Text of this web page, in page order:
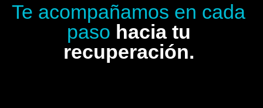
Te acompañamos en cada
paso hacia tu
recuperación.